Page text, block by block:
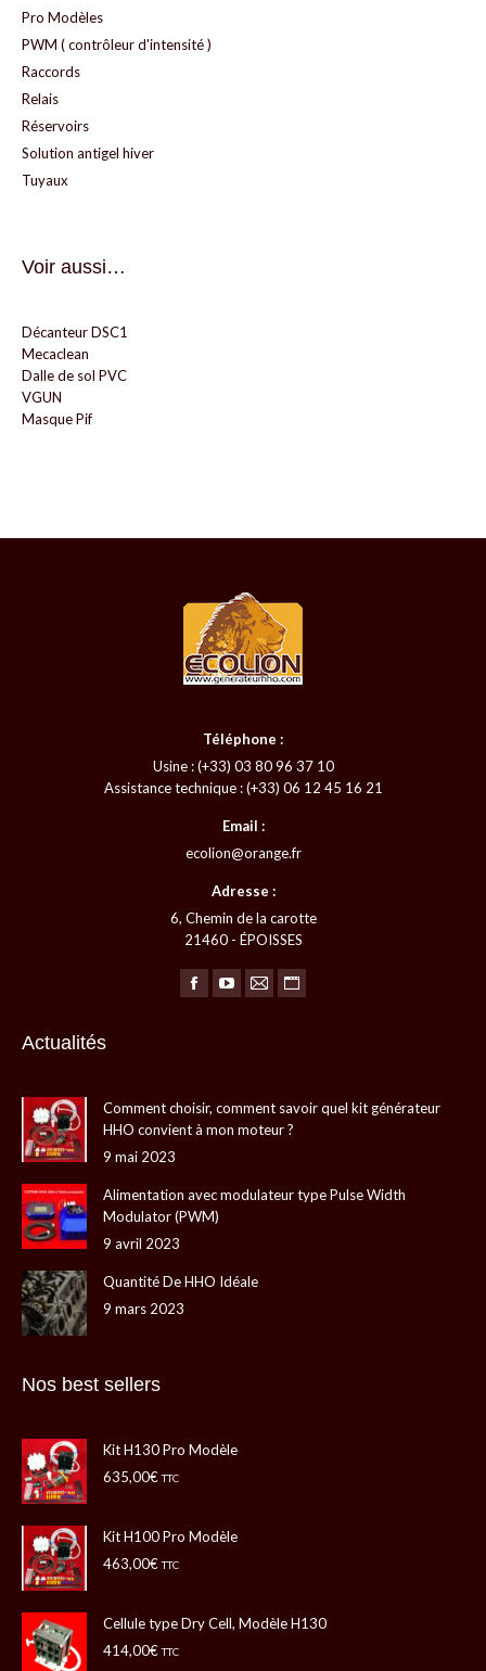
Pro Modèles
PWM ( contrôleur d'intensité )
Raccords
Relais
Réservoirs
Solution antigel hiver
Tuyaux
Voir aussi…
Décanteur DSC1
Mecaclean
Dalle de sol PVC
VGUN
Masque Pif
Téléphone :
Usine : (+33) 03 80 96 37 10
Assistance technique : (+33) 06 12 45 16 21
Email :
ecolion@orange.fr
Adresse :
6, Chemin de la carotte
21460 - ÉPOISSES
La
dans
une
fenêtre
La
dans
une
fenêtre
La
s'ouvre
dans
nouvelle
La
s'ouvre
dans
nouvelle
Actualités
Comment choisir, comment savoir quel kit générateur
HHO convient à mon moteur ?
9 mai 2023
Alimentation avec modulateur type Pulse Width
Modulator (PWM)
9 avril 2023
Quantité De HHO Idéale
9 mars 2023
Nos best sellers
Kit H130 Pro Modèle
635,00€ TTC
Kit H100 Pro Modèle
463,00€ TTC
Cellule type Dry Cell, Modèle H130
414,00€ TTC